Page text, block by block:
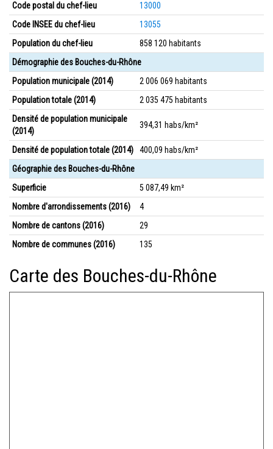
Code postal du chef-lieu
13000
Code INSEE du chef-lieu
13055
Population du chef-lieu
858 120 habitants
Démographie des Bouches-du-Rhône
Population municipale (2014)
2 006 069 habitants
Population totale (2014)
2 035 475 habitants
Densité de population municipale
(2014)
394,31 habs/km²
Densité de population totale (2014)
400,09 habs/km²
Géographie des Bouches-du-Rhône
Superficie
5 087,49 km²
Nombre d'arrondissements (2016)
4
Nombre de cantons (2016)
29
Nombre de communes (2016)
135
Carte des Bouches-du-Rhône